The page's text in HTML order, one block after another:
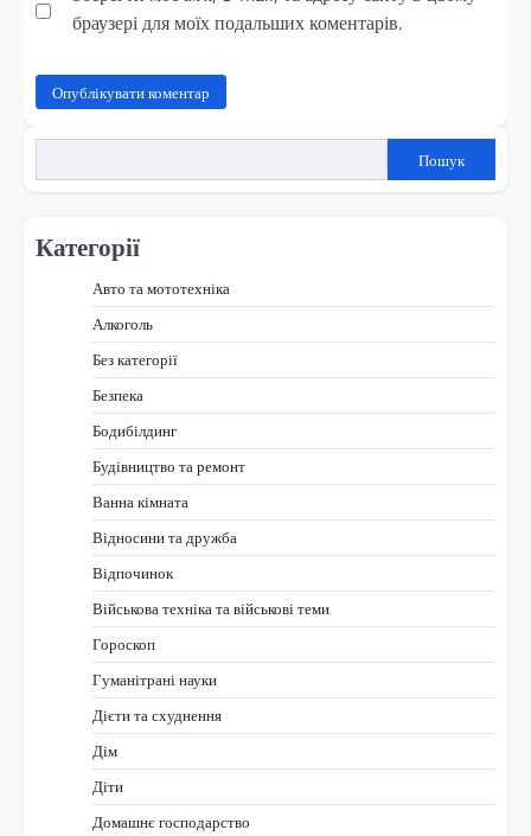
браузері для моїх подальших коментарів.
Пошук
Категорії
Авто та мототехніка
Алкоголь
Без категорії
Безпека
Бодибілдинг
Будівництво та ремонт
Ванна кімната
Відносини та дружба
Відпочинок
Військова техніка та військові теми
Гороскоп
Гуманітрані науки
Дієти та схуднення
Дім
Діти
Домашнє господарство